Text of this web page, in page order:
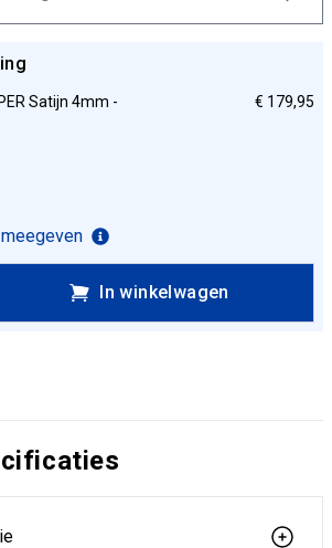
Satijn 4mm -
€ 179,95
In winkelwagen